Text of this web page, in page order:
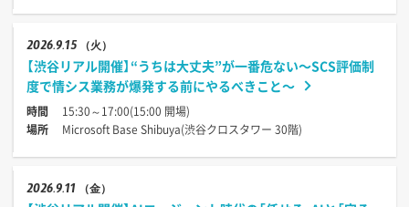
20269.15 （火）
【渋谷リアル開催】“うちは大丈夫”が一番危ない〜SCS評価制
度で情シス業務が爆発する前にやるべきこと〜
時間
15:30～17:00(15:00 開場)
場所
Microsoft Base Shibuya(渋谷クロスタワー 30階)
20269.11 （金）